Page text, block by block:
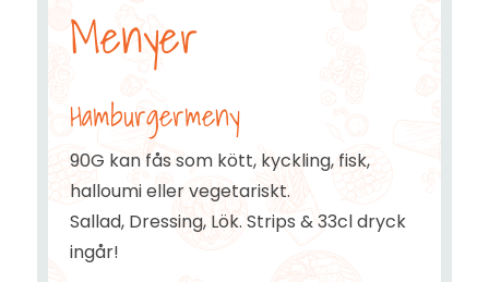
Menyer
Hamburgermeny
90G kan fås som kött, kyckling, fisk,
halloumi eller vegetariskt.
Sallad, Dressing, Lök. Strips & 33cl dryck
ingår!